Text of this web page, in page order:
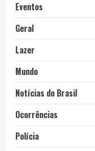
Eventos
Geral
Lazer
Mundo
Notícias do Brasil
Ocorrências
Polícia